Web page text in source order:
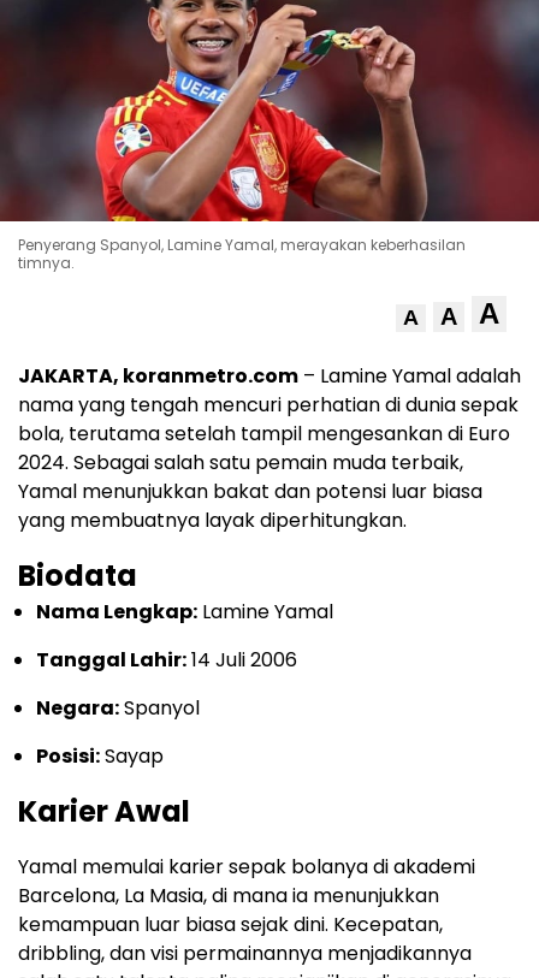
Penyerang Spanyol, Lamine Yamal, merayakan keberhasilan
timnya.
A A A
JAKARTA, koranmetro.com – Lamine Yamal adalah
nama yang tengah mencuri perhatian di dunia sepak
bola, terutama setelah tampil mengesankan di Euro
2024. Sebagai salah satu pemain muda terbaik,
Yamal menunjukkan bakat dan potensi luar biasa
yang membuatnya layak diperhitungkan.
Biodata
Nama Lengkap: Lamine Yamal
Tanggal Lahir:14 Juli 2006
Negara:Spanyol
Posisi:Sayap
Karier Awal
Yamal memulai karier sepak bolanya di akademi
Barcelona, La Masia, di mana ia menunjukkan
kemampuan luar biasa sejak dini. Kecepatan,
dribbling, dan visi permainannya menjadikannya